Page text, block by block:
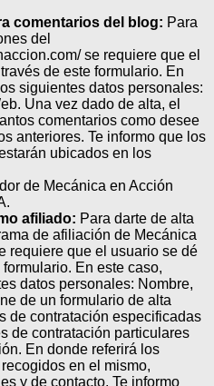
comentarios del blog: Para
del
se requiere que el
de este formulario. En
siguientes datos personales:
Una vez dado de alta, el
comentarios como desee
anteriores. Te informo que los
ubicados en los
de Mecánica en Acción
afiliado: Para darte de alta
de afiliación de Mecánica
requiere que el usuario se dé
En este caso,
datos personales: Nombre,
de un formulario de alta
de contratación especificadas
de contratación particulares
En donde referirá los
en el mismo,
y de contacto. Te informo